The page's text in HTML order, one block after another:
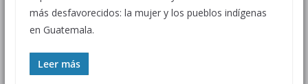
más desfavorecidos: la mujer y los pueblos indígenas
en Guatemala.
Leer más